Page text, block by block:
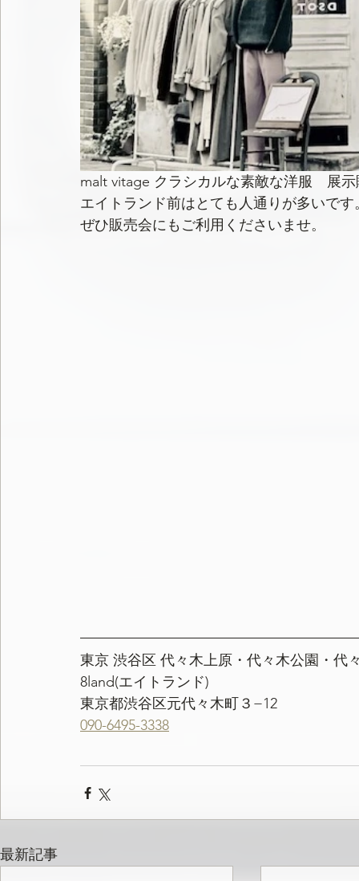
malt vitage クラシカルな素敵な洋服　展
エイトランド前はとても人通りが多いです
ぜひ販売会にもご利用くださいませ。
東京 渋谷区 代々木上原・代々木公園・代
8land(エイトランド)
東京都渋谷区元代々木町３−12
090-6495-3338
最新記事